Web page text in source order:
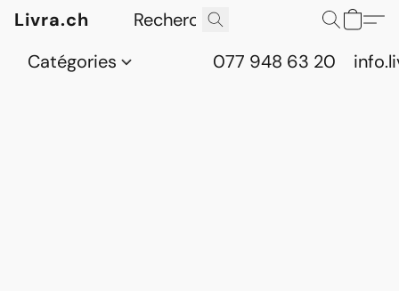
Livra.ch
Catégories
077 948 63 20